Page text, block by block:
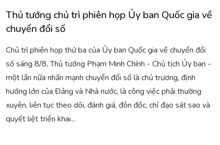
Thủ tướng chủ trì phiên họp Ủy ban Quốc gia về
chuyển đổi số
Chủ trì phiên họp thứ ba của Ủy ban Quốc gia về chuyển đổi
số sáng 8/8, Thủ tướng Phạm Minh Chính - Chủ tịch Ủy ban -
một lần nữa nhấn mạnh chuyển đổi số là chủ trương, định
hướng lớn của Đảng và Nhà nước, là công việc phải thường
xuyên, liên tục theo dõi, đánh giá, đôn đốc, chỉ đạo sát sao và
quyết liệt triển khai...